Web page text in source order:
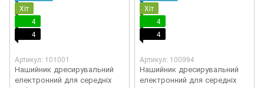
Хіт
4
4
Артикул: 101001
Нашийник дресирувальний
електронний для середніх
Хіт
4
4
Артикул: 100994
Нашийник дресирувальний
електронний для середніх